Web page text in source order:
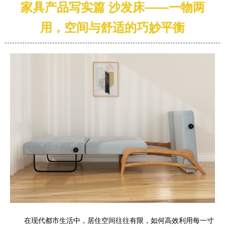
家具产品写实篇 沙发床——一物两
用，空间与舒适的巧妙平衡
在现代都市生活中，居住空间往往有限，如何高效利用每一寸